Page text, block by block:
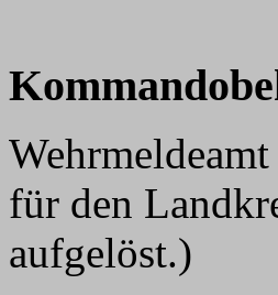
für den
aufgelöst.)